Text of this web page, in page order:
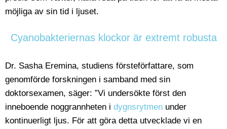
möjliga av sin tid i ljuset.
Cyanobakteriernas klockor är extremt robusta
Dr. Sasha Eremina, studiens försteförfattare, som
genomförde forskningen i samband med sin
doktorsexamen, säger: ”Vi undersökte först den
inneboende noggrannheten i dygnsrytmen under
kontinuerligt ljus. För att göra detta utvecklade vi en